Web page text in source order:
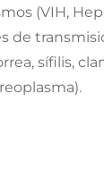
(VIH,
de
sífilis,